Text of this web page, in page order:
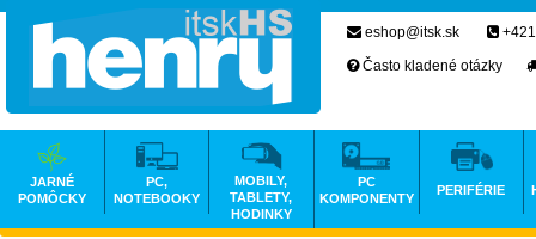
eshop@itsk.sk
Často kladené otázky
JARNÉ
POMÔCKY
PC,
NOTEBOOKY
MOBILY,
TABLETY,
HODINKY
PC
KOMPONENTY
PERIFÉRIE